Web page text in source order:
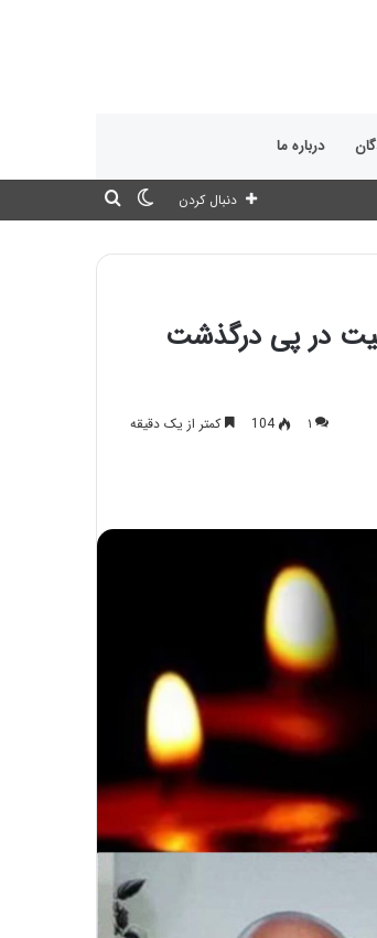
درباره ما
تغییر
دنبال کردن
در پی درگذشت
۱ 104 کمتر از یک دقیقه